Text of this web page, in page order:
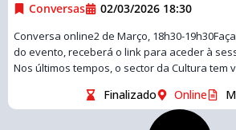
Conversas 02/03/2026 18:30
Conversa online2 de Março, 18h30-
do evento, receberá o link para aceder à
Nos últimos tempos, o sector da Cultura tem
Finalizado Online